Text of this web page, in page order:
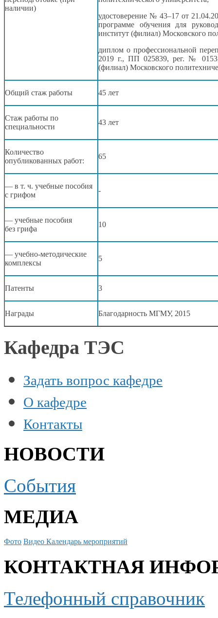
наличии)
удостоверение№ 43–17 от
программе обучения для
институт (филиал) Московского
диплом о профессиональной
2019 г., ПП 025839, рег. №
(филиал) Московского
Общий стаж работы 45 лет
Стаж работы по
специальности
43 лет
Количество
опубликованных работ:
65
— в т. ч. учебные пособия
с грифом
-
— учебные пособия
без грифа
10
— учебно-методические
комплексы
5
Патенты 3
Награды Благодарность МГМУ, 2015
Кафедра ТЭС
Задать вопрос кафедре
О кафедре
Контакты
НОВОСТИ
События
МЕДИА
Фото Видео Календарь мероприятий
КОНТАКТНАЯ
Телефонный справочник